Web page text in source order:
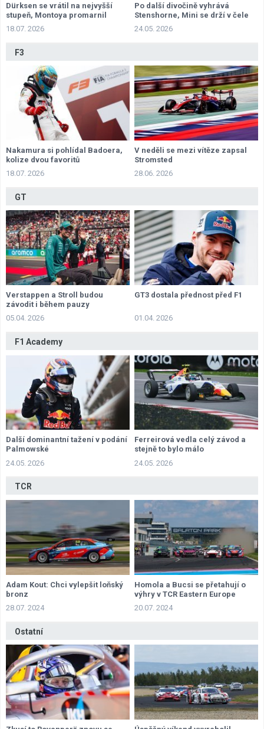
Dürksen se vrátil na nejvyšší
stupeň, Montoya promarnil
příležitost
18.07. 2026
Po další divočině vyhrává
Stenshorne, Mini se drží v čele
šampionátu
24.05. 2026
F3
Nakamura si pohlídal Badoera,
kolize dvou favoritů
18.07. 2026
V neděli se mezi vítěze zapsal
Stromsted
28.06. 2026
GT
Verstappen a Stroll budou
závodit i během pauzy
05.04. 2026
GT3 dostala přednost před F1
01.04. 2026
F1 Academy
Další dominantní tažení v podání
Palmowské
24.05. 2026
Ferreirová vedla celý závod a
stejně to bylo málo
24.05. 2026
TCR
Adam Kout: Chci vylepšit loňský
bronz
28.07. 2024
Homola a Bucsi se přetahují o
výhry v TCR Eastern Europe
20.07. 2024
Ostatní